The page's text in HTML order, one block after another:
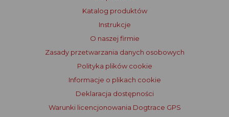
Katalog produktów
Instrukcje
O naszej firmie
Zasady przetwarzania danych osobowych
Polityka plików cookie
Informacje o plikach cookie
Deklaracja dostępności
Warunki licencjonowania Dogtrace GPS